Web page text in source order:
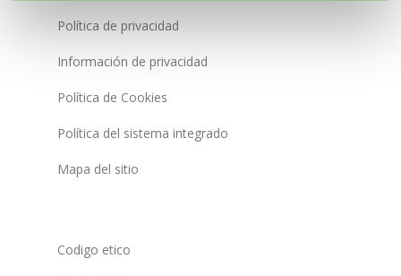
Política de privacidad
Información de privacidad
Política de Cookies
Política del sistema integrado
Mapa del sitio
Codigo etico